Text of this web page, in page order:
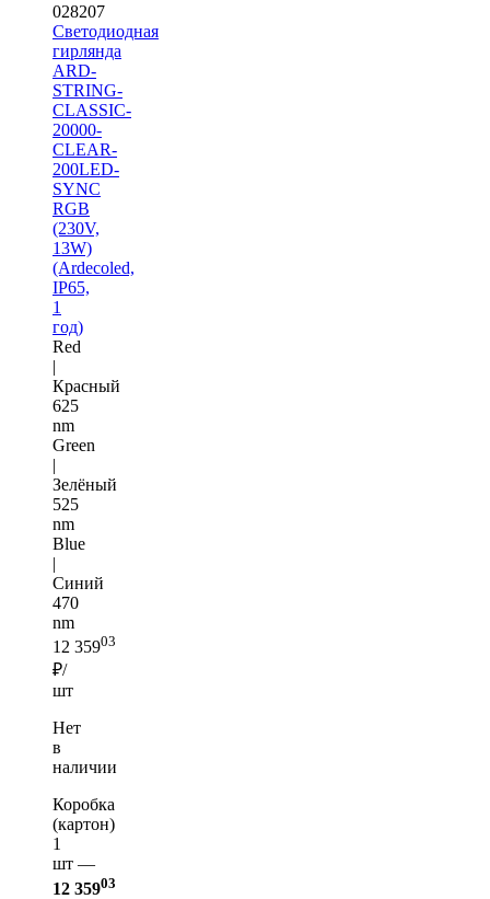
028207
Светодиодная
гирлянда
ARD-
STRING-
CLASSIC-
20000-
CLEAR-
200LED-
SYNC
RGB
(230V,
13W)
(Ardecoled,
IP65,
1
год)
Red
|
Красный
625
nm
Green
|
Зелёный
525
nm
Blue
|
Синий
470
nm
12 35903
₽/
шт
Нет
в
наличии
Коробка
(картон)
1
шт —
12 35903